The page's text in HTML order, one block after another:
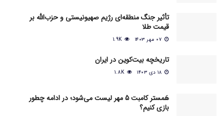
تأثیر جنگ منطقه‌ای رژیم صهیونیستی و حزب‌الله بر
قیمت طلا
1.9K
تاریخچه بیت‌کوین در ایران
1.8K
هَمستر کامبت 5 مهر لیست می‌شود؛ در ادامه چطور
بازی کنیم؟